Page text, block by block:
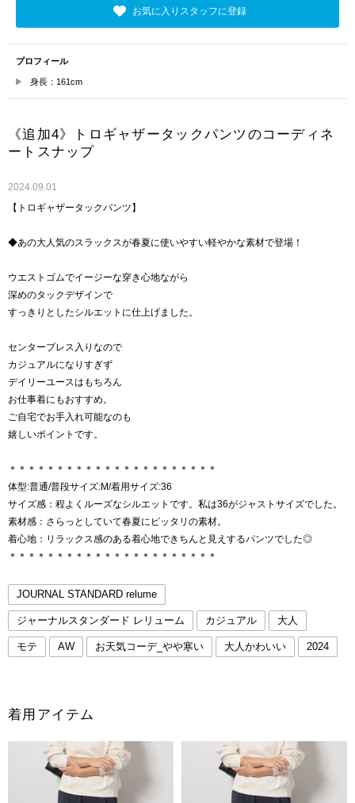
お気に入りスタッフに登録
プロフィール
身長：161cm
《追加4》トロギャザータックパンツのコーディネ
ートスナップ
2024.09.01
【トロギャザータックパンツ】
◆あの大人気のスラックスが春夏に使いやすい軽やかな素材で登場！
ウエストゴムでイージーな穿き心地ながら
深めのタックデザインで
すっきりとしたシルエットに仕上げました。
センタープレス入りなので
カジュアルになりすぎず
デイリーユースはもちろん
お仕事着にもおすすめ。
ご自宅でお手入れ可能なのも
嬉しいポイントです。
＊＊＊＊＊＊＊＊＊＊＊＊＊＊＊＊＊＊＊＊＊＊
体型:普通/普段サイズ:M/着用サイズ:36
サイズ感：程よくルーズなシルエットです。私は36がジャストサイズでした。
素材感：さらっとしていて春夏にピッタリの素材。
着心地：リラックス感のある着心地できちんと見えするパンツでした◎
＊＊＊＊＊＊＊＊＊＊＊＊＊＊＊＊＊＊＊＊＊＊
JOURNAL STANDARD relume
ジャーナルスタンダード レリューム カジュアル 大人
モテ AW お天気コーデ_やや寒い 大人かわいい 2024
着用アイテム